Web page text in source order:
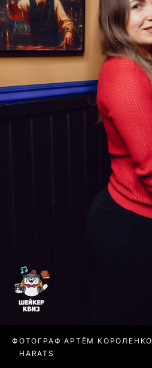
ФОТОГРАФ АРТЁМ КОРОЛЕНКО
HARATS